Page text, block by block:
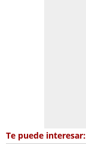
Te puede interesar: